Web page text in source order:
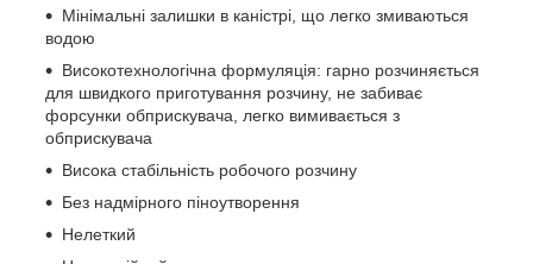
Мінімальні залишки в каністрі, що легко змиваються
водою
Високотехнологічна формуляція: гарно розчиняється
для швидкого приготування розчину, не забиває
форсунки обприскувача, легко вимивається з
обприскувача
Висока стабільність робочого розчину
Без надмірного піноутворення
Нелеткий